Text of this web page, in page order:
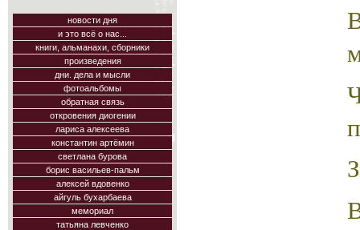
новости дня
и это всё о нас...
книги, альманахи, сборники
произведения
дни. дела и мысли
фотоальбомы
обратная связь
откровения диогении
лариса алексеева
константин артёмин
светлана бурова
борис васильев-пальм
алексей вдовенко
айгуль бухарбаева
мемориал
татьяна левченко